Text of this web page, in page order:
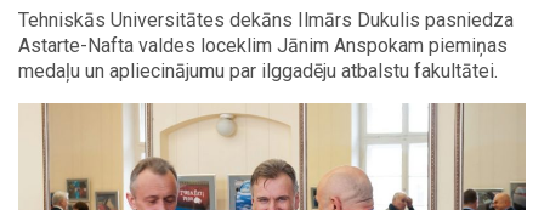
Vairumtirdzniecība Par ASTARTE
Kontakti
Tehniskās Universitātes dekāns Ilmārs Dukulis pasniedza
Astarte-Nafta valdes loceklim Jānim Anspokam piemiņas
medaļu un apliecinājumu par ilggadēju atbalstu fakultātei.